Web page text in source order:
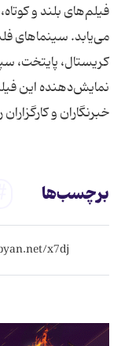
فیلم‌های بلند و
می‌یابد. سینماهای
كریستال، پایتخت،
نمایش‌دهنده این
خبرنگاران و
برچسب‌ها